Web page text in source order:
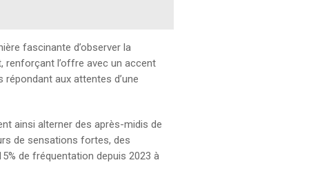
fascinante d’observer la
renforçant l’offre avec un accent
aux attentes d’une
ainsi alterner des après-midis de
de sensations fortes, des
de fréquentation depuis 2023 à